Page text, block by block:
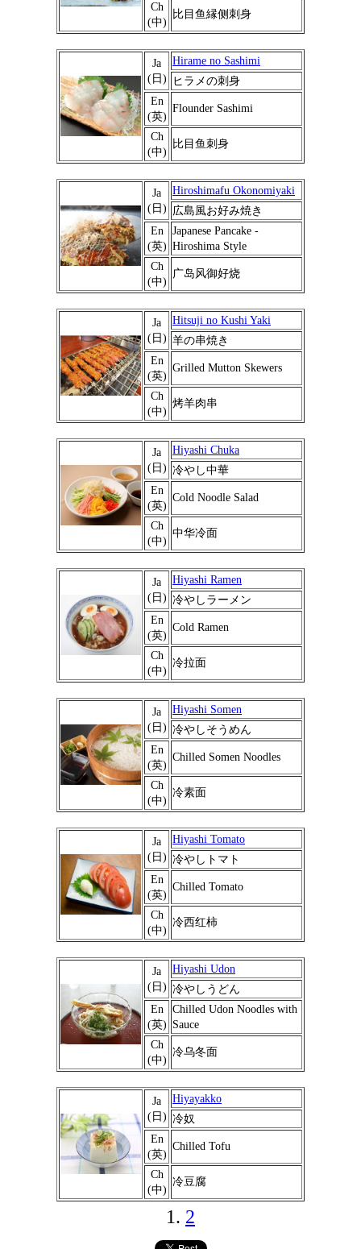
Ch
(中)
比目鱼縁侧刺身
Ja
(日)
Hirame no Sashimi
ヒラメの刺身
En
(英)
Flounder Sashimi
Ch
(中)
比目鱼刺身
Ja
(日)
Hiroshimafu Okonomiyaki
広島風お好み焼き
En
(英)
Japanese Pancake -
Hiroshima Style
Ch
(中)
广岛风御好烧
Ja
(日)
Hitsuji no Kushi Yaki
羊の串焼き
En
(英)
Grilled Mutton Skewers
Ch
(中)
烤羊肉串
Ja
(日)
Hiyashi Chuka
冷やし中華
En
(英)
Cold Noodle Salad
Ch
(中)
中华冷面
Ja
(日)
Hiyashi Ramen
冷やしラーメン
En
(英)
Cold Ramen
Ch
(中)
冷拉面
Ja
(日)
Hiyashi Somen
冷やしそうめん
En
(英)
Chilled Somen Noodles
Ch
(中)
冷素面
Ja
(日)
Hiyashi Tomato
冷やしトマト
En
(英)
Chilled Tomato
Ch
(中)
冷西红柿
Ja
(日)
Hiyashi Udon
冷やしうどん
En
(英)
Chilled Udon Noodles with
Sauce
Ch
(中)
冷乌冬面
Ja
(日)
Hiyayakko
冷奴
En
(英)
Chilled Tofu
Ch
(中)
冷豆腐
1. 2